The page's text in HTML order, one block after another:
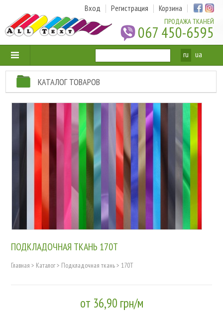
ПРОДАЖА ТКАНЕЙ
067 450-6595
Вход Регистрация Корзина
ru ua
КАТАЛОГ ТОВАРОВ
ПОДКЛАДОЧНАЯ ТКАНЬ 170T
Главная > Каталог> Подкладочная ткань> 170T
от 36,90 грн/м